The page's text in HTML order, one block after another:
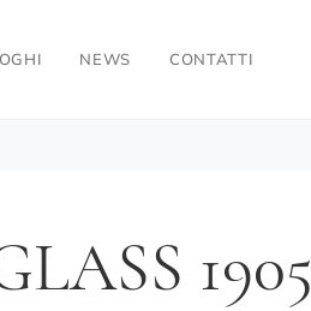
NEWS CONTATTI
1905